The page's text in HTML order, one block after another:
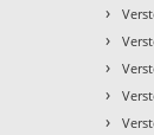
›
›
›
›
›